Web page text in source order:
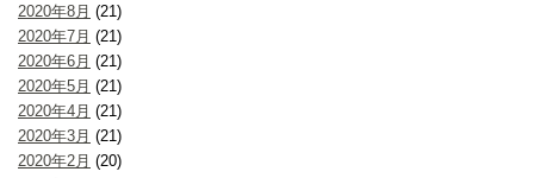
2020年8月 (21)
2020年7月 (21)
2020年6月 (21)
2020年5月 (21)
2020年4月 (21)
2020年3月 (21)
2020年2月 (20)